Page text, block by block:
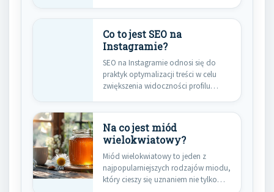
Co to jest SEO na
Instagramie?
SEO na Instagramie odnosi się do
praktyk optymalizacji treści w celu
zwiększenia widoczności profilu
Na co jest miód
wielokwiatowy?
Miód wielokwiatowy to jeden z
najpopularniejszych rodzajów miodu,
który cieszy się uznaniem nie tylko